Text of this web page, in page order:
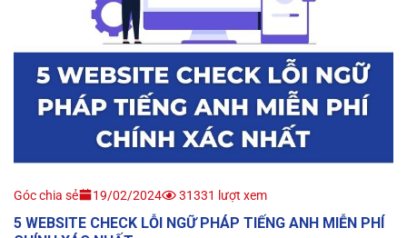
Góc chia sẻ 19/02/2024 31331 lượt xem
5 WEBSITE CHECK LỖI NGỮ PHÁP TIẾNG ANH MIỄN PHÍ